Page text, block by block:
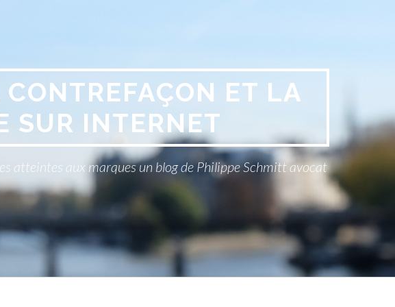
ET LA
SUR INTERNET
atteintes aux marques un blog de Philippe Schmitt avocat